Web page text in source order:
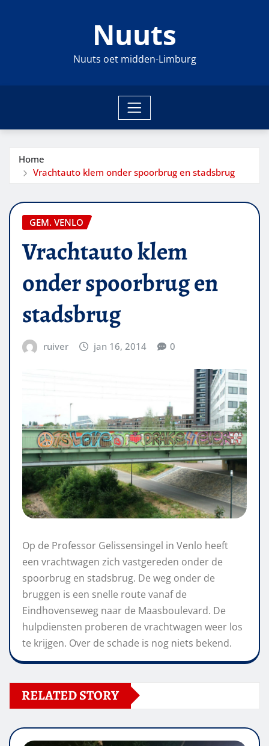
Nuuts
Nuuts oet midden-Limburg
Home
Vrachtauto klem onder spoorbrug en stadsbrug
GEM. VENLO
Vrachtauto klem
onder spoorbrug en
stadsbrug
ruiver jan 16, 2014 0
Op de Professor Gelissensingel in Venlo heeft
een vrachtwagen zich vastgereden onder de
spoorbrug en stadsbrug. De weg onder de
bruggen is een snelle route vanaf de
Eindhovenseweg naar de Maasboulevard. De
hulpdiensten proberen de vrachtwagen weer los
te krijgen. Over de schade is nog niets bekend.
RELATED STORY